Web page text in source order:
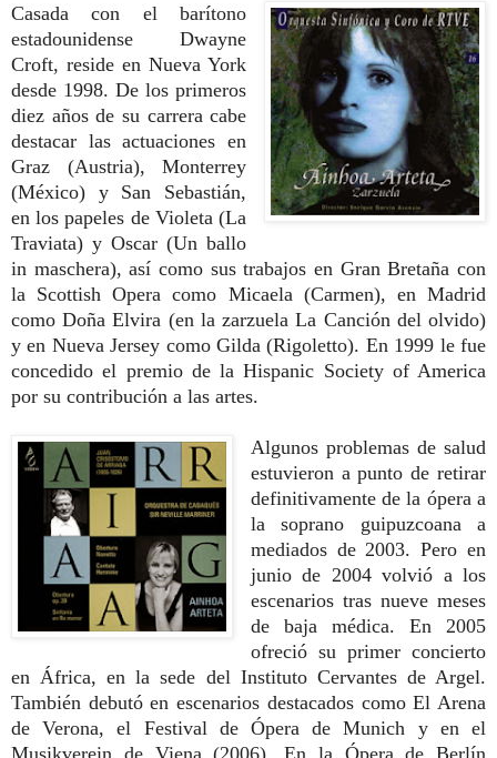
Casada con el barítono
estadounidense Dwayne
Croft, reside en Nueva York
desde 1998. De los primeros
diez años de su carrera cabe
destacar las actuaciones en
Graz (Austria), Monterrey
(México) y San Sebastián,
en los papeles de Violeta (La
Traviata) y Oscar (Un ballo
in maschera), así como sus trabajos en Gran Bretaña con
la Scottish Opera como Micaela (Carmen), en Madrid
como Doña Elvira (en la zarzuela La Canción del olvido)
y en Nueva Jersey como Gilda (Rigoletto). En 1999 le fue
concedido el premio de la Hispanic Society of America
por su contribución a las artes.
Algunos problemas de salud
estuvieron a punto de retirar
definitivamente de la ópera a
la soprano guipuzcoana a
mediados de 2003. Pero en
junio de 2004 volvió a los
escenarios tras nueve meses
de baja médica. En 2005
ofreció su primer concierto
en África, en la sede del Instituto Cervantes de Argel.
También debutó en escenarios destacados como El Arena
de Verona, el Festival de Ópera de Munich y en el
Musikverein de Viena (2006). En la Ópera de Berlín